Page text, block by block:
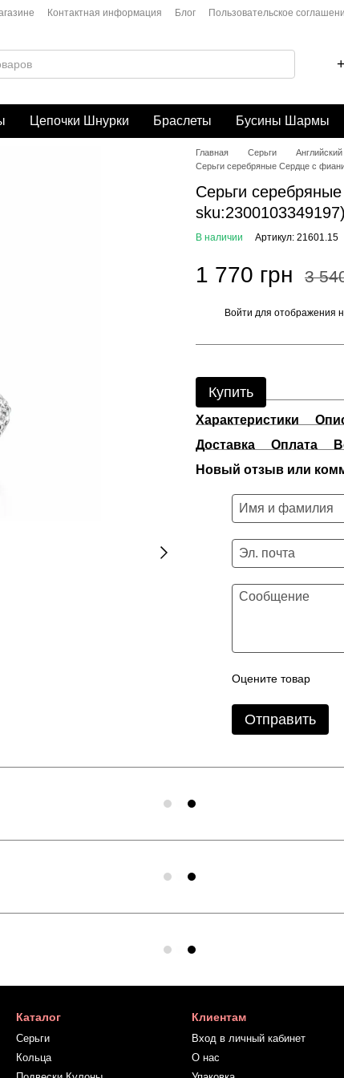
Контактная информация Блог Пользовательское
Цепочки Шнурки Браслеты Бусины Шармы
Главная Серьги
Серьги серебряные Сердце с
Серьги
sku:2300103349197)
В наличии Артикул: 21601.15
1 770 грн 3
Войти для отображения
Купить
Характеристики
Доставка
Оплата
Новый отзыв или
Оцените товар
Отправить
Каталог
Серьги
Кольца
Клиентам
Вход в личный кабинет
О нас